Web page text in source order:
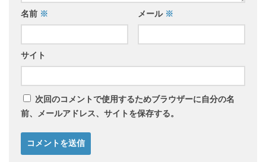
名前 ※ メール ※
サイト
次回のコメントで使用するためブラウザーに自分の名
前、メールアドレス、サイトを保存する。